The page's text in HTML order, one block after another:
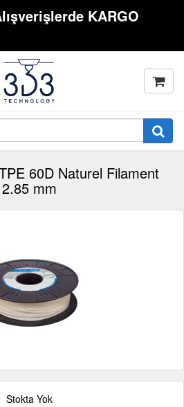
KARGO
60D Naturel Filament
2.85 mm
Stokta Yok